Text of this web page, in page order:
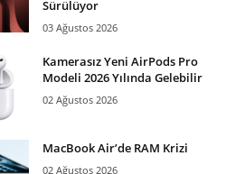
Sürülüyor
03 Ağustos 2026
Kamerasız Yeni AirPods Pro
Modeli 2026 Yılında Gelebilir
02 Ağustos 2026
MacBook Air’de RAM Krizi
02 Ağustos 2026